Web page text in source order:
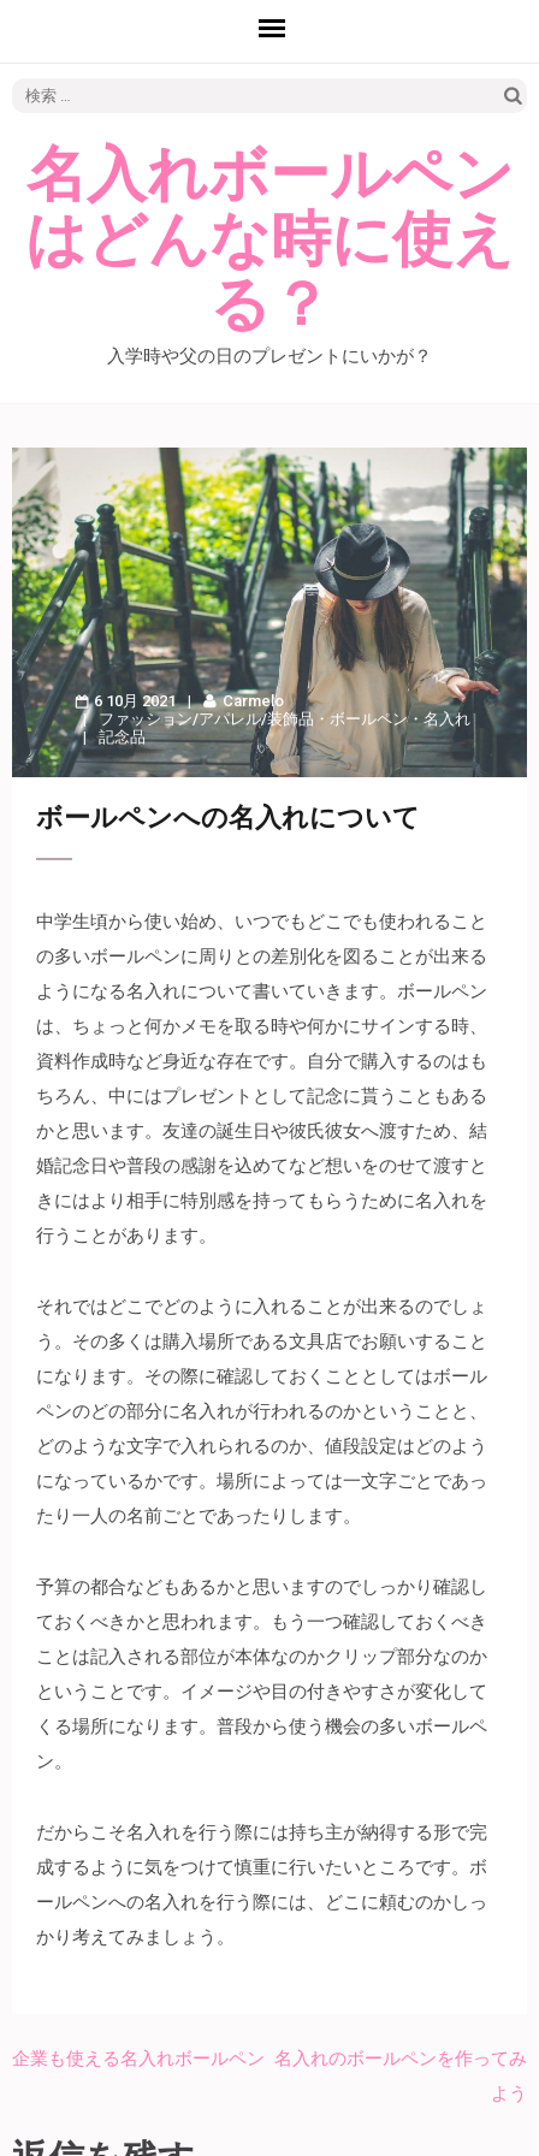
名入れボールペン
はどんな時に使え
る？
入学時や父の日のプレゼントにいかが？
6 10月 2021
Carmelo
ファッション/アパレル/装飾品 ・ ボールペン・ 名入れ
記念品
ボールペンへの名入れについて
中学生頃から使い始め、いつでもどこでも使われること
の多いボールペンに周りとの差別化を図ることが出来る
ようになる名入れについて書いていきます。 ボールペン
は、ちょっと何かメモを取る時や何かにサインする時、
資料作成時など身近な存在です。自分で購入するのはも
ちろん、中にはプレゼントとして記念に貰うこともある
かと思います。友達の誕生日や彼氏彼女へ渡すため、結
婚記念日や普段の感謝を込めてなど想いをのせて渡すと
きにはより相手に特別感を持ってもらうために名入れを
行うことがあります。
それではどこでどのように入れることが出来るのでしょ
う。その多くは購入場所である文具店でお願いすること
になります。その際に確認しておくこととしてはボール
ペンのどの部分に名入れが行われるのかということと、
どのような文字で入れられるのか、値段設定はどのよう
になっているかです。場所によっては一文字ごとであっ
たり一人の名前ごとであったりします。
予算の都合などもあるかと思いますのでしっかり確認し
ておくべきかと思われます。もう一つ確認しておくべき
ことは記入される部位が本体なのかクリップ部分なのか
ということです。イメージや目の付きやすさが変化して
くる場所になります。普段から使う機会の多いボールペ
ン。
だからこそ名入れを行う際には持ち主が納得する形で完
成するように気をつけて慎重に行いたいところです。ボ
ールペンへの名入れを行う際には、どこに頼むのかしっ
かり考えてみましょう。
企業も使える名入れボールペン 名入れのボールペンを作ってみ
よう